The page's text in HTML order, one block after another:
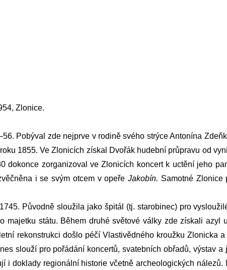
Zlonice.
Pobýval zde nejprve v rodině svého strýce Antonína
1855. Ve Zlonicích získal
Dvořákhudební průpravu od
dokonce zorganizoval ve Zlonicích koncert k uctění jeho
i se svým otcem v opeřeJakobín. Samotné Zlonice
Původně sloužila jako špitál (tj. starobinec) pro
státu. Během druhé světové války zde získali
rekonstrukci došlo péčí Vlastivědného kroužku Zlonicka
slouží pro pořádání koncertů, svatebních obřadů, výstav
i doklady regionální historie včetně archeologických